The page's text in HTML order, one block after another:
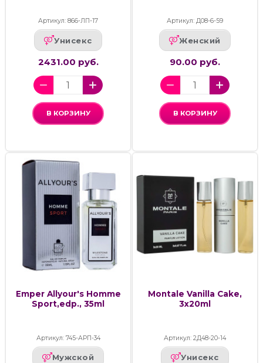
Артикул: 866-ЛП-17
Унисекс
2431.00 руб.
В КОРЗИНУ
Артикул: Д08-6-59
Женский
90.00 руб.
В КОРЗИНУ
Emper Allyour's Homme
Sport,edp., 35ml
Артикул: 745-АРП-34
Мужской
Montale Vanilla Cake,
3x20ml
Артикул: 2Д48-20-14
Унисекс